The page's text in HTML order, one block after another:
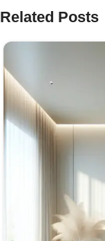
Related Posts